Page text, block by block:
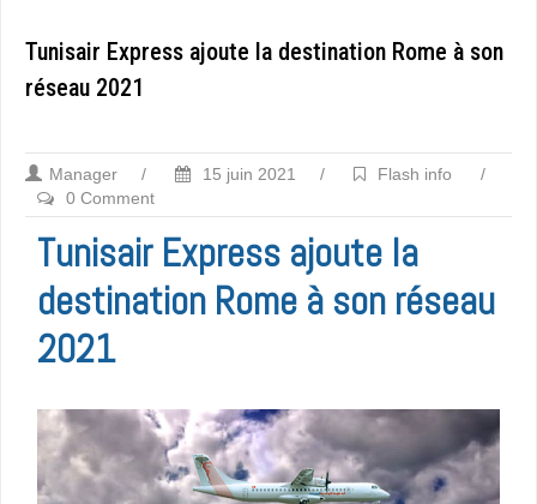
Tunisair Express ajoute la destination Rome à son
réseau 2021
Manager / 15 juin 2021 / Flash info
/
0 Comment
Tunisair Express ajoute la
destination Rome à son réseau
2021